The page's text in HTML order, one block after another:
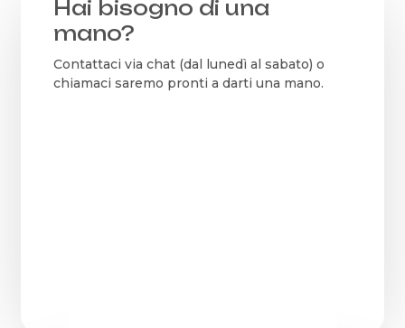
Hai bisogno di una
mano?
Contattaci via chat (dal lunedì al sabato) o
chiamaci saremo pronti a darti una mano.